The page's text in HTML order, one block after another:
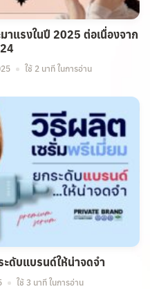
าแรงในปี 2025 ต่อเนื่องจาก
ใช้ 2 นาที ในการอ่าน
ดับแบรนด์ให้น่าจดจำ
ใช้ 3 นาที ในการอ่าน